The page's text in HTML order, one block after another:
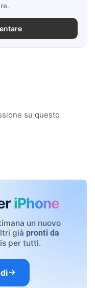
su questo
iPhone
un nuovo
già pronti da
per tutti.